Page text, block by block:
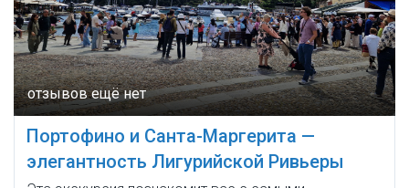
Портофино и Санта-Маргерита —
элегантность Лигурийской Ривьеры